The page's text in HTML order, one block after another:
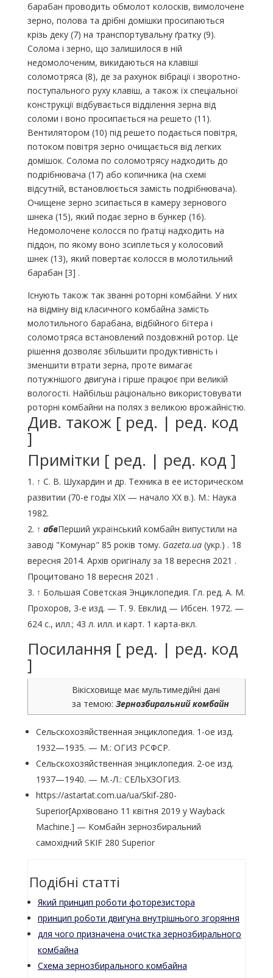
барабан проводить обмолот колосків, вимолочене
зерно, полова та дрібні домішки просипаються
крізь деку (7) на транспортувальну ґратку (9).
Солома і зерно, що залишилося в ній
недомолоченим, викидаються на клавіші
соломотряса (8), де за рахунок вібрації і зворотно-
поступального руху клавіш, а також їх спеціальної
конструкції відбувається відділення зерна від
соломи і воно просипається на решето (11).
Вентилятором (10) під решето подається повітря,
потоком повітря зерно очищається від легких
домішок. Солома по соломотрясу надходить до
подрібнювача (17) або копичника (на схемі
відсутній, встановлюється замість подрібнювача).
Очищене зерно зсипається в камеру зернового
шнека (15), який подає зерно в бункер (16).
Недомолочене колосся по ґратці надходить на
піддон, по якому воно зсиплеться у колосовий
шнек (13), який повертає колосся в молотильний
барабан [3] .
Існують також так званні роторні комбайни. У них
на відміну від класичного комбайна замість
молотильного барабана, відбійного бітера і
соломотряса встановлений поздовжній ротор. Це
рішення дозволяє збільшити продуктивність і
зменшити втрати зерна, проте вимагає
потужнішого двигуна і гірше працює при великій
вологості. Найбільш раціонально використовувати
роторні комбайни на полях з великою врожайністю.
Див. також [ ред. | ред. код
]
Примітки [ ред. | ред. код ]
↑ С. В. Шухардин и др. Техника в ее историческом
развитии (70-е годы XIX — начало XX в.). М.: Наука
1982.
↑ абвПерший український комбайн випустили на
заводі "Комунар" 85 років тому. Gazeta.ua(укр.) . 18
вересня 2014. Архів оригіналу за 18 вересня 2021 .
Процитовано 18 вересня 2021 .
↑ Большая Советская Энциклопедия. Гл. ред. А. М.
Прохоров, 3-е изд. — Т. 9. Евклид — Ибсен. 1972. —
624 с., илл.; 43 л. илл. и карт. 1 карта-вкл.
Посилання [ ред. | ред. код
]
Вікісховище має мультимедійні дані
за темою: Зернозбиральний комбайн
Сельскохозяйственная энциклопедия. 1-ое изд.
1932—1935. — М.: ОГИЗ РСФСР.
Сельскохозяйственная энциклопедия. 2-ое изд.
1937—1940. — М.-Л.: СЕЛЬХЗОГИЗ.
https://astartat.com.ua/ua/Skif-280-
Superior[Архівовано 11 квітня 2019 у Wayback
Machine.] — Комбайн зернозбиральний
самохідний SKIF 280 Superior
Подібні статті
Який принцип роботи фоторезистора
принцип роботи двигуна внутрішнього згоряння
для чого призначена очистка зернозбирального
комбайна
Схема зернозбирального комбайна